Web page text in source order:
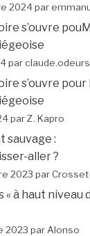
2024 par
s’ouvre
par
s’ouvre
par Z. Kapro
sauvage :
aller ?
2023 par
« à haut niveau
2023 par Alonso